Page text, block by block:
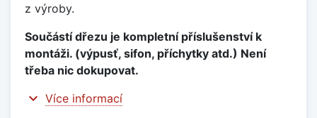
z výroby.
Součástí dřezu je kompletní příslušenství k
montáži. (výpusť, sifon, příchytky atd.) Není
třeba nic dokupovat.
expand_more Více informací